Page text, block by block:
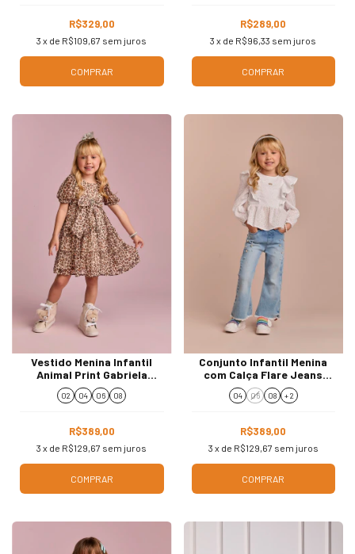
R$329,00
3 x de R$109,67 sem juros
COMPRAR
R$289,00
3 x de R$96,33 sem juros
COMPRAR
Vestido Menina Infantil
Animal Print Gabriela
Aquarela 261006
02 04 06 08
R$389,00
3 x de R$129,67 sem juros
COMPRAR
Conjunto Infantil Menina
com Calça Flare Jeans
Branco 261041
04 06 08 + 2
R$389,00
3 x de R$129,67 sem juros
COMPRAR